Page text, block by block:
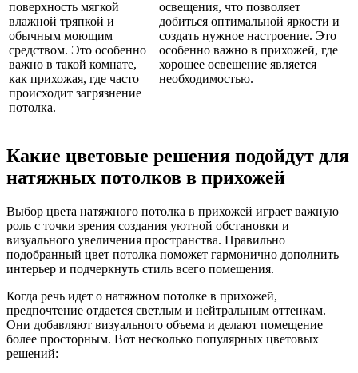
поверхность мягкой
влажной тряпкой и
обычным моющим
средством. Это особенно
важно в такой комнате,
как прихожая, где часто
происходит загрязнение
потолка.
освещения, что позволяет
добиться оптимальной яркости и
создать нужное настроение. Это
особенно важно в прихожей, где
хорошее освещение является
необходимостью.
Какие цветовые решения подойдут для
натяжных потолков в прихожей
Выбор цвета натяжного потолка в прихожей играет важную
роль с точки зрения создания уютной обстановки и
визуального увеличения пространства. Правильно
подобранный цвет потолка поможет гармонично дополнить
интерьер и подчеркнуть стиль всего помещения.
Когда речь идет о натяжном потолке в прихожей,
предпочтение отдается светлым и нейтральным оттенкам.
Они добавляют визуального объема и делают помещение
более просторным. Вот несколько популярных цветовых
решений: